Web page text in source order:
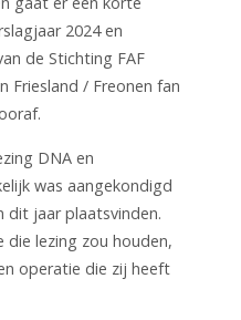
2024 en
de Stichting FAF
Friesland / Freonen fan
DNA en
was aangekondigd
dit jaar plaatsvinden.
die lezing zou houden,
operatie die zij heeft